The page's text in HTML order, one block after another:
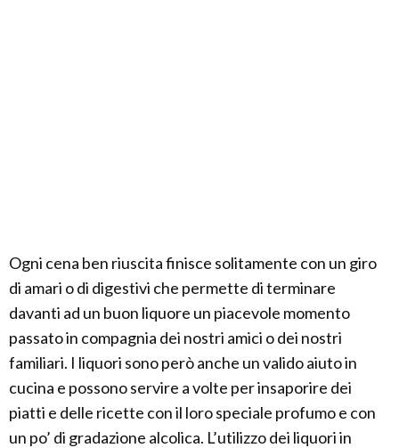
Ogni cena ben riuscita finisce solitamente con un giro
di amari o di digestivi che permette di terminare
davanti ad un buon liquore un piacevole momento
passato in compagnia dei nostri amici o dei nostri
familiari. I liquori sono però anche un valido aiuto in
cucina e possono servire a volte per insaporire dei
piatti e delle ricette con il loro speciale profumo e con
un po’ di gradazione alcolica. L’utilizzo dei liquori in